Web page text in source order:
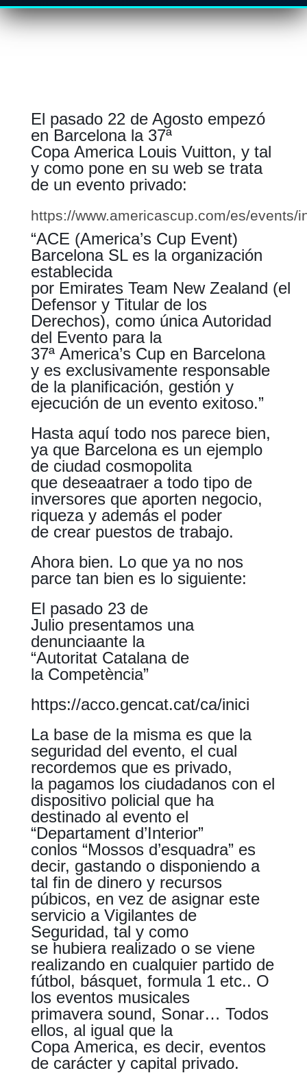
El pasado 22 de Agosto empezó
en Barcelona la 37ª
Copa America Louis Vuitton, y tal
y como pone en su web se trata
de un evento privado:
https://www.americascup.com/es/events/
“ACE (America’s Cup Event)
Barcelona SL es la organización
establecida
por Emirates Team New Zealand (el
Defensor y Titular de los
Derechos), como única Autoridad
del Evento para la
37ª America’s Cup en Barcelona
y es exclusivamente responsable
de la planificación, gestión y
ejecución de un evento exitoso.”
Hasta aquí todo nos parece bien,
ya que Barcelona es un ejemplo
de ciudad cosmopolita
que deseaatraer a todo tipo de
inversores que aporten negocio,
riqueza y además el poder
de crear puestos de trabajo.
Ahora bien. Lo que ya no nos
parce tan bien es lo siguiente:
El pasado 23 de
Julio presentamos una
denunciaante la
“Autoritat Catalana de
la Competència”
https://acco.gencat.cat/ca/inici
La base de la misma es que la
seguridad del evento, el cual
recordemos que es privado,
la pagamos los ciudadanos con el
dispositivo policial que ha
destinado al evento el
“Departament d’Interior”
conlos “Mossos d’esquadra” es
decir, gastando o disponiendo a
tal fin de dinero y recursos
púbicos, en vez de asignar este
servicio a Vigilantes de
Seguridad, tal y como
se hubiera realizado o se viene
realizando en cualquier partido de
fútbol, básquet, formula 1 etc.. O
los eventos musicales
primavera sound, Sonar… Todos
ellos, al igual que la
Copa America, es decir, eventos
de carácter y capital privado.